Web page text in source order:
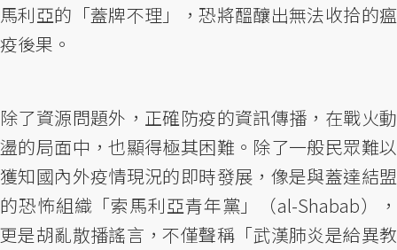
馬利亞的「蓋牌不理」，恐將醞釀出無法收拾的瘟
疫後果。
除了資源問題外，正確防疫的資訊傳播，在戰火動
盪的局面中，也顯得極其困難。除了一般民眾難以
獲知國內外疫情現況的即時發展，像是與蓋達結盟
的恐怖組織「索馬利亞青年黨」（al-Shabab），
更是胡亂散播謠言，不僅聲稱「武漢肺炎是給異教